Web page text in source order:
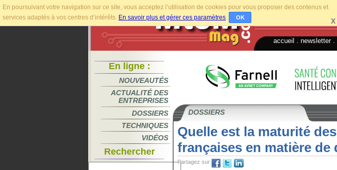
En poursuivant votre navigation sur ce site, vous acceptez l’utilisation de cookies pour vous proposer des contenus et
services adaptés à vos centres d’intérêts. En savoir plus et gérer ces paramètres. OK X
accueil newsletter.
En ligne :
NOUVEAUTÉS
ACTUALITÉ DES
ENTREPRISES
DOSSIERS
TECHNIQUES
VIDÉOS
Rechercher
DOSSIERS
Quelle est la maturité
françaises en matière de
Partagez sur